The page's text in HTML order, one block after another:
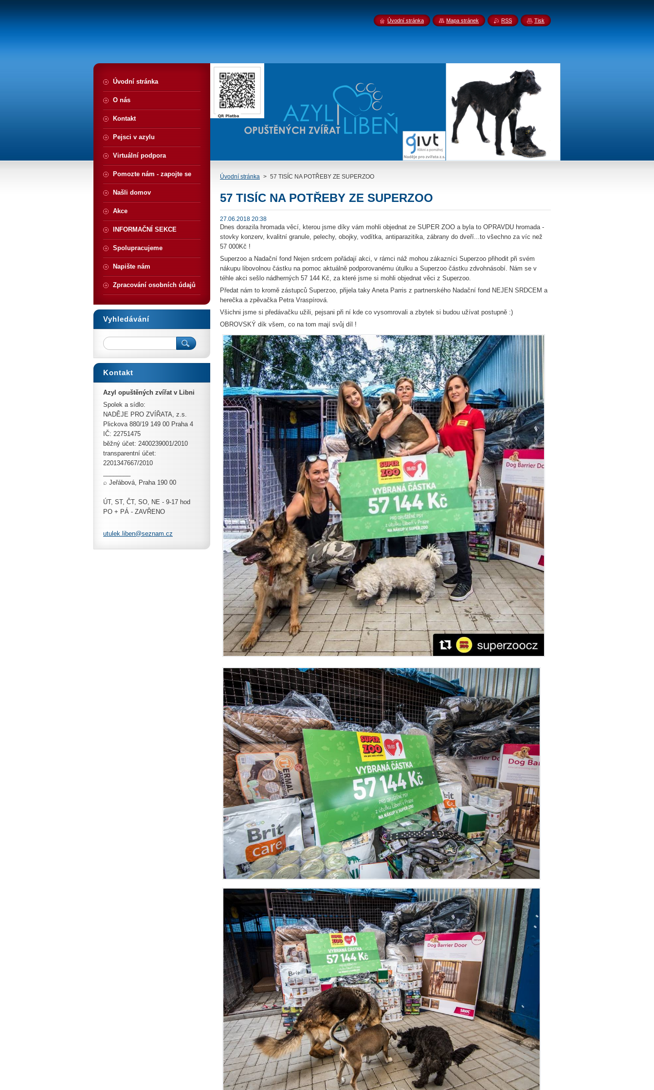
Úvodní stránka > 57 TISÍC NA POTŘEBY ZE SUPERZOO
57 TISÍC NA POTŘEBY ZE SUPERZOO
27.06.2018 20:38
Dnes dorazila hromada věcí, kterou jsme díky vám mohli objednat ze SUPER ZOO a byla to OPRAVDU hromada -
stovky konzerv, kvalitní granule, pelechy, obojky, vodítka, antiparazitika, zábrany do dveří...to všechno za víc než
57 000Kč !
Superzoo a Nadační fond Nejen srdcem pořádají akci, v rámci náž mohou zákazníci Superzoo přihodit při svém
nákupu libovolnou částku na pomoc aktuálně podporovanému útulku a Superzoo částku zdvohnásobí. Nám se v
téhle akci sešlo nádherných 57 144 Kč, za které jsme si mohli objednat věci z Superzoo.
Předat nám to kromě zástupců Superzoo, přijela taky Aneta Parris z partnerského Nadační fond NEJEN SRDCEM a
herečka a zpěvačka Petra Vraspírová.
Všichni jsme si předávačku užili, pejsani při ní kde co vysomrovali a zbytek si budou užívat postupně :)
OBROVSKÝ dík všem, co na tom mají svůj díl !
Úvodní stránka
O nás
Kontakt
Pejsci v azylu
Virtuální podpora
Pomozte nám - zapojte se
Našli domov
Akce
INFORMAČNÍ SEKCE
Spolupracujeme
Napište nám
Zpracování osobních údajů
Vyhledávání
Kontakt
Azyl opuštěných zvířat v Libni
Spolek a sídlo:
NADĚJE PRO ZVÍŘATA, z.s.
Plickova 880/19 149 00 Praha 4
IČ: 22751475
běžný účet: 2400239001/2010
transparentní účet:
2201347667/2010
⌕ Jeřábová, Praha 190 00
ÚT, ST, ČT, SO, NE - 9-17 hod
PO + PÁ - ZAVŘENO
utulek.l iben@seznam.cz
Úvodní stránka Mapa stránek RSS Tisk